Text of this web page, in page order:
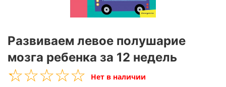
Развиваем левое полушарие
мозга ребенка за 12 недель
☆☆☆☆☆
★★★★★ Нет в наличии